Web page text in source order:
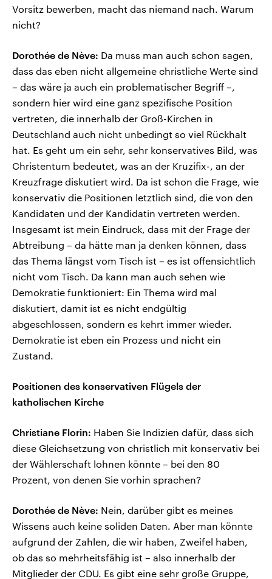
Vorsitz bewerben, macht das niemand nach. Warum
nicht?
Dorothée de Nève: Da muss man auch schon sagen,
dass das eben nicht allgemeine christliche Werte sind
– das wäre ja auch ein problematischer Begriff –,
sondern hier wird eine ganz spezifische Position
vertreten, die innerhalb der Groß-Kirchen in
Deutschland auch nicht unbedingt so viel Rückhalt
hat. Es geht um ein sehr, sehr konservatives Bild, was
Christentum bedeutet, was an der Kruzifix-, an der
Kreuzfrage diskutiert wird. Da ist schon die Frage, wie
konservativ die Positionen letztlich sind, die von den
Kandidaten und der Kandidatin vertreten werden.
Insgesamt ist mein Eindruck, dass mit der Frage der
Abtreibung – da hätte man ja denken können, dass
das Thema längst vom Tisch ist – es ist offensichtlich
nicht vom Tisch. Da kann man auch sehen wie
Demokratie funktioniert: Ein Thema wird mal
diskutiert, damit ist es nicht endgültig
abgeschlossen, sondern es kehrt immer wieder.
Demokratie ist eben ein Prozess und nicht ein
Zustand.
Positionen des konservativen Flügels der
katholischen Kirche
Christiane Florin: Haben Sie Indizien dafür, dass sich
diese Gleichsetzung von christlich mit konservativ bei
der Wählerschaft lohnen könnte – bei den 80
Prozent, von denen Sie vorhin sprachen?
Dorothée de Nève: Nein, darüber gibt es meines
Wissens auch keine soliden Daten. Aber man könnte
aufgrund der Zahlen, die wir haben, Zweifel haben,
ob das so mehrheitsfähig ist – also innerhalb der
Mitglieder der CDU. Es gibt eine sehr große Gruppe,